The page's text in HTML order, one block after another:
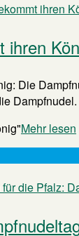
ihren
Die
Mehr lesen